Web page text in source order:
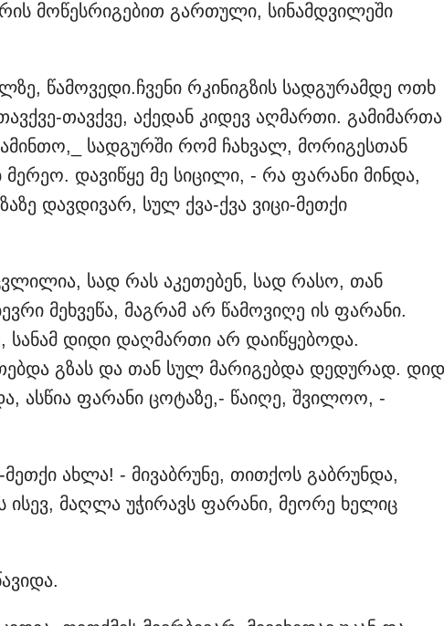
მოწესრიგებით გართული, სინამდვილეში
წამოვედი.ჩვენი რკინიგზის სადგურამდე ოთხ
თავქვე, აქედან კიდევ აღმართი. გამიმართა
სადგურში რომ ჩახვალ, მორიგესთან
მერეო. დავიწყე მე სიცილი, - რა ფარანი მინდა,
დავდივარ, სულ ქვა-ქვა ვიცი-მეთქი
სად რას აკეთებენ, სად რასო, თან
მეხვეწა, მაგრამ არ წამოვიღე ის ფარანი.
სანამ დიდი დაღმართი არ დაიწყებოდა.
გზას და თან სულ მარიგებდა დედურად. დიდ
ასწია ფარანი ცოტაზე,- წაიღე, შვილოო, -
ახლა! - მივაბრუნე, თითქოს გაბრუნდა,
ისევ, მაღლა უჭირავს ფარანი, მეორე ხელიც